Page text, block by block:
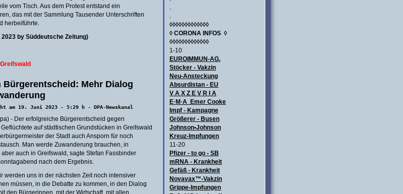
.
.
◊◊◊◊◊◊◊◊◊◊◊◊◊
◊ CORONA INFOS ◊
◊◊◊◊◊◊◊◊◊◊◊◊◊
1-10
EUROIMMUN-AG.
Stöcker - Vakzin
Neu-Ansteckung
Absurdistan - EU
V A X Z E V R I A
E·M·A Emer Cooke
Impf - Kampagne
Größerer - Busen
Johnson•Johnson
Kreuz-Impfungen
11-20
Pfizer - to go - SB
mRNA - Krankheit
Gefäß - Krankheit
Novavax™-Vakzin
Grippe-Impfungen
vom Tisch. Aus dem Protest entstand ein
das mit der Sammlung Tausender Unterschriften
herbeiführte.
by Süddeutsche Zeitung)
Bürgerentscheid: Mehr Dialog
am 19. Juni 2023 - 5:29 h - DPA-Newskanal
- Der erfolgreiche Bürgerentscheid gegen
auf städtischen Grundstücken in Greifswald
der Stadt auch Ansporn für noch
Man werde Zuwanderung brauchen, in
aber auch in Greifswald, sagte Stefan Fassbinder
nach dem Ergebnis.
werden uns in der nächsten Zeit noch intensiver
müssen, in die Debatte zu kommen, in den Dialog
den Bürgerinnen, mit der Wirtschaft, mit allen